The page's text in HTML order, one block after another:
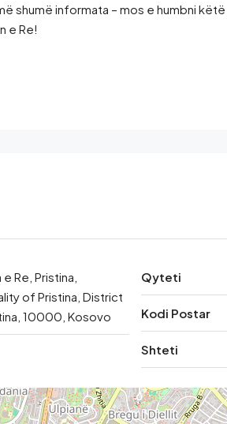
shumë informata – mos e humbni
e Re!
Re, Pristina,
of Pristina, District
10000, Kosovo
Qyteti
Kodi Postar
Shteti